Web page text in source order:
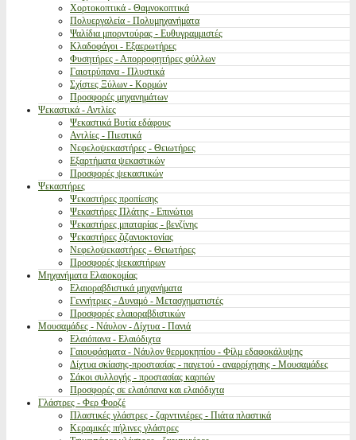
Χορτοκοπτικά - Θαμνοκοπτικά
Πολυεργαλεία - Πολυμηχανήματα
Ψαλίδια μπορντούρας - Ευθυγραμμιστές
Κλαδοφάγοι - Εξαερωτήρες
Φυσητήρες - Απορροφητήρες φύλλων
Γαιοτρύπανα - Πλυστικά
Σχίστες Ξύλων - Κορμών
Προσφορές μηχανημάτων
Ψεκαστικά - Αντλίες
Ψεκαστικά Βυτία εδάφους
Αντλίες - Πιεστικά
Νεφελοψεκαστήρες - Θειωτήρες
Εξαρτήματα ψεκαστικών
Προσφορές ψεκαστικών
Ψεκαστήρες
Ψεκαστήρες προπίεσης
Ψεκαστήρες Πλάτης - Επινώτιοι
Ψεκαστήρες μπαταρίας - βενζίνης
Ψεκαστήρες ζιζανιοκτονίας
Νεφελοψεκαστήρες - Θειωτήρες
Προσφορές ψεκαστήρων
Μηχανήματα Ελαιοκομίας
Ελαιοραβδιστικά μηχανήματα
Γεννήτριες - Δυναμό - Μετασχηματιστές
Προσφορές ελαιοραβδιστικών
Μουσαμάδες - Νάυλον - Δίχτυα - Πανιά
Ελαιόπανα - Ελαιόδιχτα
Γαιουφάσματα - Νάυλον θερμοκηπίου - Φίλμ εδαφοκάλυψης
Δίχτυα σκίασης-προστασίας - παγετού - αναρρίχησης - Μουσαμάδες
Σάκοι συλλογής - προστασίας καρπών
Προσφορές σε ελαιόπανα και ελαιόδιχτα
Γλάστρες - Φερ Φορζέ
Πλαστικές γλάστρες - ζαρντινιέρες - Πιάτα πλαστικά
Κεραμικές πήλινες γλάστρες